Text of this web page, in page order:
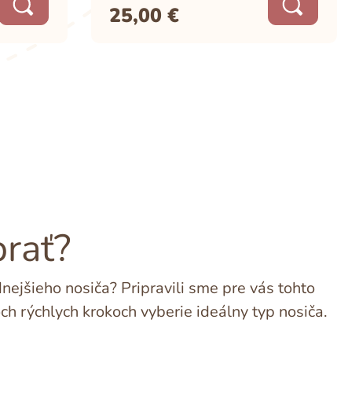
25,00€
nosiča? Pripravili sme pre vás tohto
rýchlych krokoch vyberie ideálny typ nosiča.